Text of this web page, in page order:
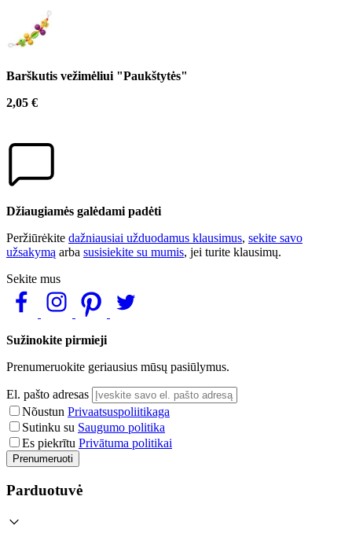
Barškutis vežimėliui "Paukštytės"
2,05 €
Džiaugiamės galėdami padėti
Peržiūrėkite dažniausiai užduodamus klausimus, sekite savo
užsakymą arba susisiekite su mumis, jei turite klausimų.
Sekite mus
Sužinokite pirmieji
Prenumeruokite geriausius mūsų pasiūlymus.
El. pašto adresas
Nõustun Privaatsuspoliitikaga
Sutinku su Saugumo politika
Es piekrītu Privātuma politikai
Prenumeruoti
Parduotuvė